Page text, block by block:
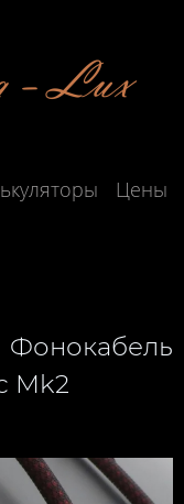
Цены
Фонокабель
Mk2